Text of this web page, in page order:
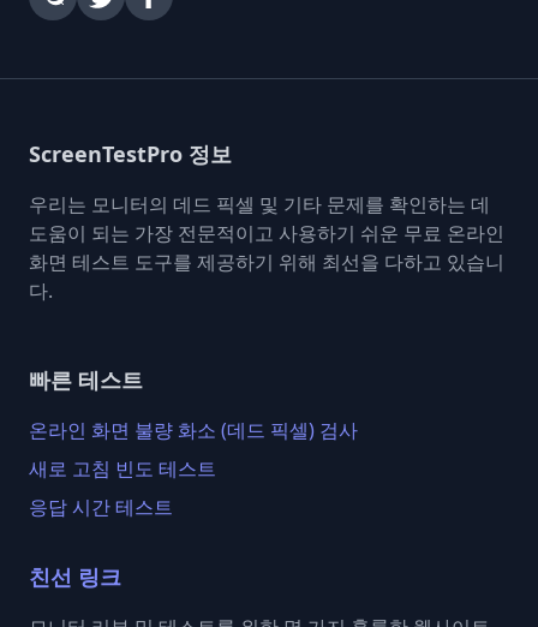
ScreenTestPro 정보
우리는 모니터의 데드 픽셀 및 기타 문제를 확인하는 데
도움이 되는 가장 전문적이고 사용하기 쉬운 무료 온라인
화면 테스트 도구를 제공하기 위해 최선을 다하고 있습니
다.
빠른 테스트
온라인 화면 불량 화소 (데드 픽셀) 검사
새로 고침 빈도 테스트
응답 시간 테스트
친선 링크